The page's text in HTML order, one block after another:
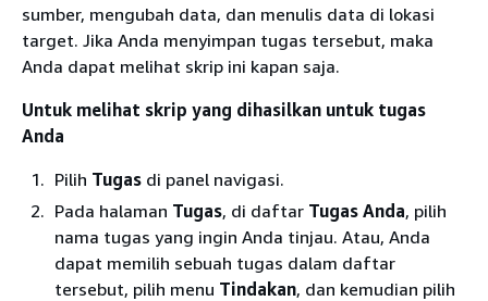
sumber, mengubah data, dan menulis data di lokasi
target. Jika Anda menyimpan tugas tersebut, maka
Anda dapat melihat skrip ini kapan saja.
Untuk melihat skrip yang dihasilkan untuk tugas
Anda
Pilih Tugas di panel navigasi.
Pada halaman Tugas, di daftar Tugas Anda, pilih
nama tugas yang ingin Anda tinjau. Atau, Anda
dapat memilih sebuah tugas dalam daftar
tersebut, pilih menu Tindakan, dan kemudian pilih